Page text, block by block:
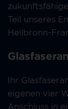
Teil unseres
Heilbronn-
Ihr
eigenen vier
Anschluss in